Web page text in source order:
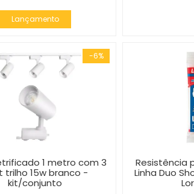
Lançamento
-6%
1 metro com 3
trilho 15w branco -
kit/conjunto
Resistência
Linha Duo